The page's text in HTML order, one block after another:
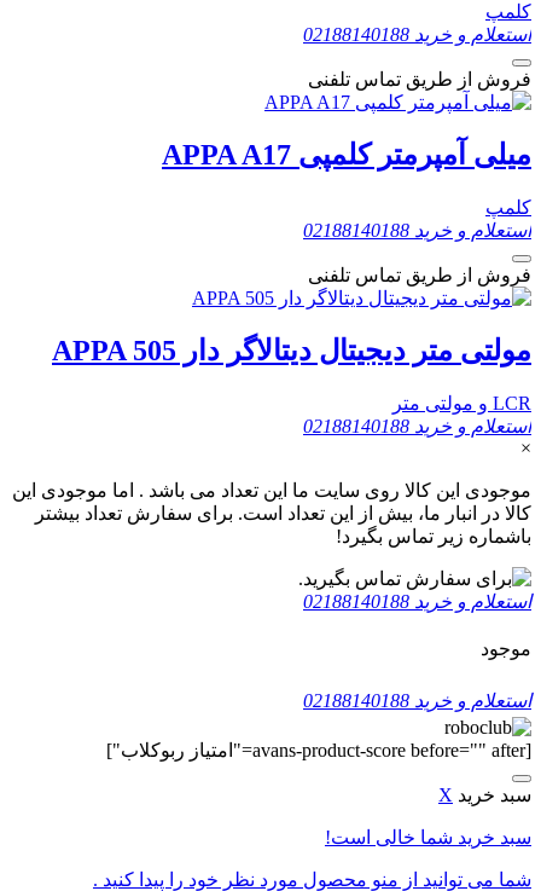
کلمپ
استعلام و خرید 02188140188
فروش از طریق تماس تلفنی
میلی آمپرمتر کلمپی APPA A17
کلمپ
استعلام و خرید 02188140188
فروش از طریق تماس تلفنی
مولتی متر دیجیتال دیتالاگر دار APPA 505
LCR و مولتی متر
استعلام و خرید 02188140188
×
موجودی این کالا روی سایت ما این تعداد می باشد . اما موجودی این
کالا در انبار ما، بیش از این تعداد است. برای سفارش تعداد بیشتر
باشماره زیر تماس بگیرد!
استعلام و خرید 02188140188
موجود
استعلام و خرید 02188140188
[avans-product-score before="" after="امتیاز ربوکلاب"]
سبد خرید X
سبد خرید شما خالی است!
شما می توانید از منو محصول مورد نظر خود را پیدا کنید .